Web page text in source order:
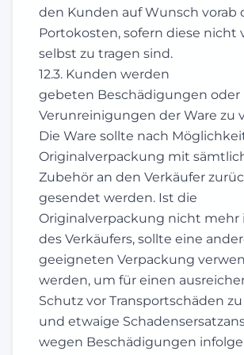
den Kunden auf Wunsch vorab
Portokosten, sofern diese nicht
selbst zu tragen sind.
12.3. Kunden werden
gebeten Beschädigungen oder
Verunreinigungen der Ware zu
Die Ware sollte nach
Originalverpackung mit
Zubehör an den Verkäufer
gesendet werden. Ist die
Originalverpackung nicht mehr
des Verkäufers, sollte eine
geeigneten Verpackung
werden, um für einen
Schutz vor Transportschäden
und etwaige
wegen Beschädigungen infolge